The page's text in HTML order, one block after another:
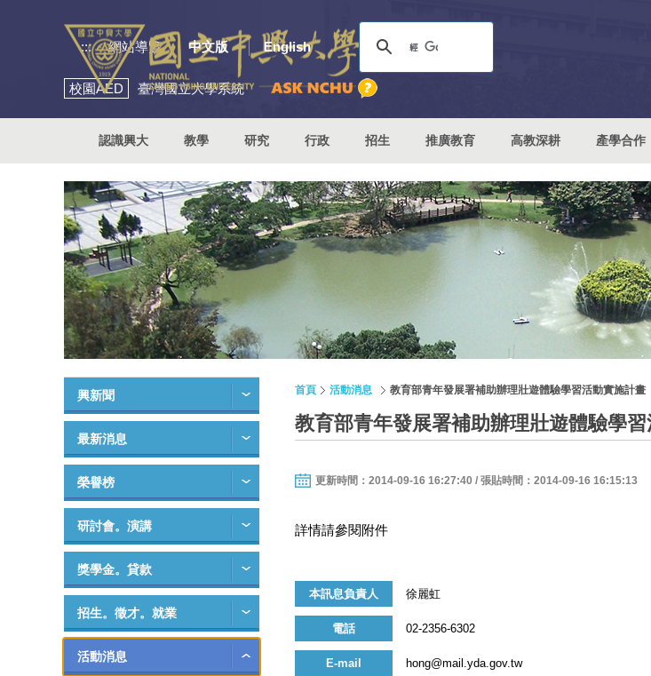
::: 網站導覽 中文版 English
校園AED 臺灣國立大學系統
認識興大 教學 研究 行政 招生 推廣教育 高教深耕 產學合作
興新聞
最新消息
榮譽榜
研討會。演講
獎學金。貸款
招生。徵才。就業
活動消息
首頁 活動消息 教育部青年發展署補助辦理壯遊體驗學習活動實施計畫
教育部青年發展署補助辦理壯遊體驗學
更新時間：2014-09-16 16:27:40 / 張貼時間：2014-09-16 16:15:13
詳情請參閱附件
本訊息負責人 徐麗虹
電話 02-2356-6302
E-mail hong@mail.yda.gov.tw